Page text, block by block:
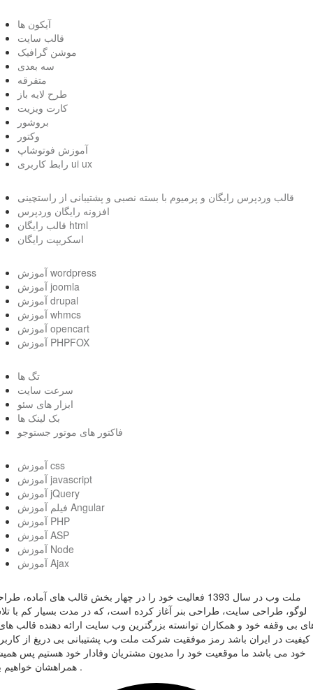
آیکون ها
قالب سایت
موشن گرافیک
سه بعدی
متفرقه
طرح لایه باز
کارت ویزیت
بروشور
وکتور
آموزش فوتوشاپ
رابط کاربری ui ux
قالب وردپرس رایگان و پرمیوم با بسته نصبی و پشتیبانی از راستچینی
افزونه رایگان وردپرس
قالب رایگان html
اسکریپت رایگان
آموزش wordpress
آموزش joomla
آموزش drupal
آموزش whmcs
آموزش opencart
آموزش PHPFOX
تگ ها
سرعت سایت
ابزار های سئو
بک لینک ها
فاکتور های موتور جستوجو
آموزش css
آموزش javascript
آموزش jQuery
فیلم آموزش Angular
آموزش PHP
آموزش ASP
آموزش Node
آموزش Ajax
ملت وب در سال 1393 فعالیت خود را در چهار بخش قالب های آماده،
لوگو، طراحی سایت، طراحی بنر آغاز کرده است، که در مدت بسیار کم با
بی وقفه خود و همکاران توانسته بزرگترین وب سایت ارائه دهنده قالب
کیفیت در ایران باشد رمز موفقیت شرکت ملت وب پشتیبانی بی دریغ از
خود می باشد ما موقعیت خود را مدیون مشتریان وفادار خود هستیم پس
همراهشان خواهیم بود .